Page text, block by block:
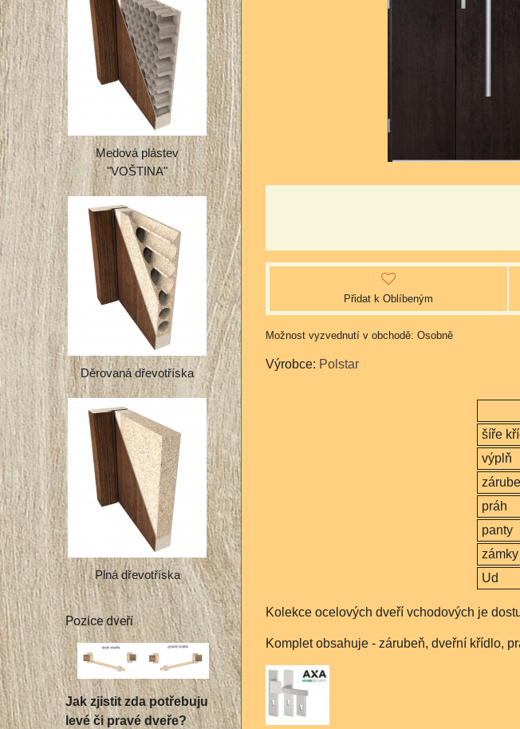
Přidat k Oblíbeným
Osobně
Výrobce: Polstar
šíře
výplň
práh
panty
zámky
Ud
Kolekce ocelových dveří vchodových je
Komplet obsahuje - zárubeň, dveřní křídlo,
Medová plástev
"VOŠTINA"
Děrovaná dřevotříska
Plná dřevotříska
Pozice dveří
Jak zjistit zda potřebuju
levé či pravé dveře?